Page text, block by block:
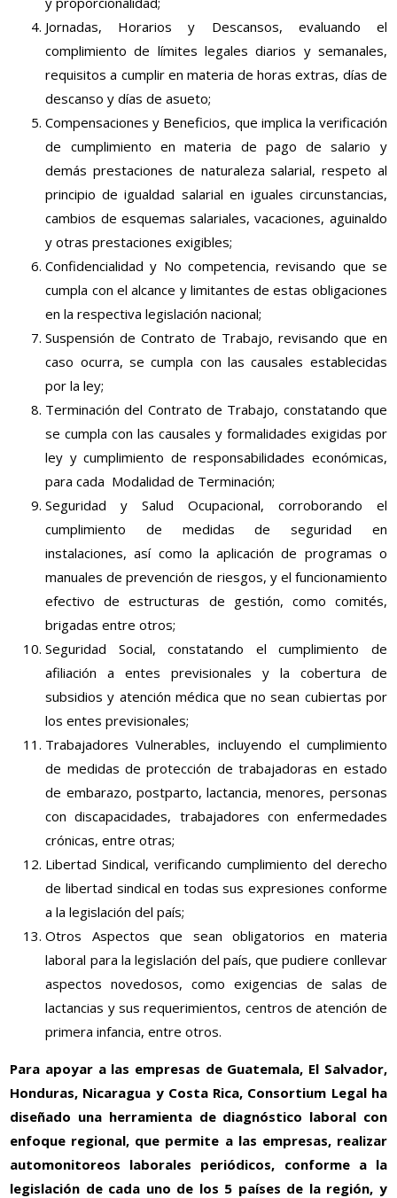
Jornadas, Horarios y Descansos, evaluando el
complimiento de límites legales diarios y semanales,
requisitos a cumplir en materia de horas extras, días de
descanso y días de asueto;
Compensaciones y Beneficios, que implica la verificación
de cumplimiento en materia de pago de salario y
demás prestaciones de naturaleza salarial, respeto al
principio de igualdad salarial en iguales circunstancias,
cambios de esquemas salariales, vacaciones, aguinaldo
y otras prestaciones exigibles;
Confidencialidad y No competencia, revisando que se
cumpla con el alcance y limitantes de estas obligaciones
en la respectiva legislación nacional;
Suspensión de Contrato de Trabajo, revisando que en
caso ocurra, se cumpla con las causales establecidas
por la ley;
Terminación del Contrato de Trabajo, constatando que
se cumpla con las causales y formalidades exigidas por
ley y cumplimiento de responsabilidades económicas,
para cada Modalidad de Terminación;
Seguridad y Salud Ocupacional, corroborando el
cumplimiento de medidas de seguridad en
instalaciones, así como la aplicación de programas o
manuales de prevención de riesgos, y el funcionamiento
efectivo de estructuras de gestión, como comités,
brigadas entre otros;
Seguridad Social, constatando el cumplimiento de
afiliación a entes previsionales y la cobertura de
subsidios y atención médica que no sean cubiertas por
los entes previsionales;
Trabajadores Vulnerables, incluyendo el cumplimiento
de medidas de protección de trabajadoras en estado
de embarazo, postparto, lactancia, menores, personas
con discapacidades, trabajadores con enfermedades
crónicas, entre otras;
Libertad Sindical, verificando cumplimiento del derecho
de libertad sindical en todas sus expresiones conforme
a la legislación del país;
Otros Aspectos que sean obligatorios en materia
laboral para la legislación del país, que pudiere conllevar
aspectos novedosos, como exigencias de salas de
lactancias y sus requerimientos, centros de atención de
primera infancia, entre otros.
Para apoyar a las empresas de Guatemala, El Salvador,
Honduras, Nicaragua y Costa Rica, Consortium Legal ha
diseñado una herramienta de diagnóstico laboral con
enfoque regional, que permite a las empresas, realizar
automonitoreos laborales periódicos, conforme a la
legislación de cada uno de los 5 países de la región, y